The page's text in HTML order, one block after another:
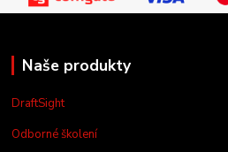
Naše produkty
DraftSight
Odborné školení